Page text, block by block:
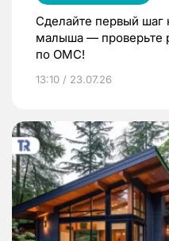
Сделайте первый
малыша — проверьте
по ОМС!
13:10 / 23.07.26